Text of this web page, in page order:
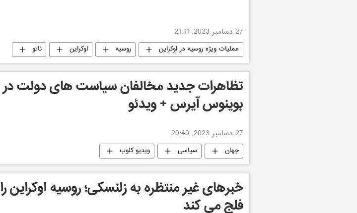
27 دسامبر 2023, 21:11
عملیات ویژه روسیه در اوکراین روسیه اوکراین ناتو
تظاهرات جدید مخالفان سیاست های دولت در
بوینوس آیرس + ویدئو
27 دسامبر 2023, 20:49
جهان سیاسی ویدیو کلوب
خبرهای غیر منتظره به زلنسکی؛ روسیه اوکراین را
فلج می کند